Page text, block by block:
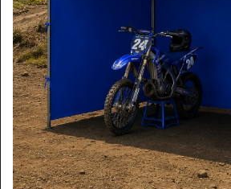
*imagen referencial